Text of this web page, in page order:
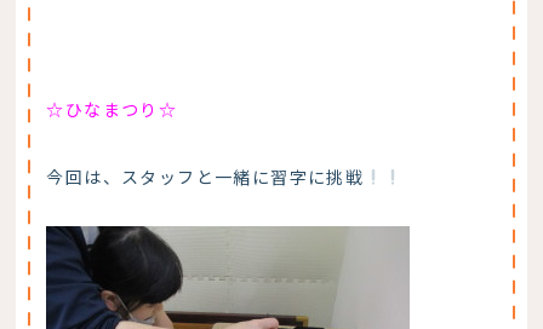
☆ひなまつり☆
今回は、スタッフと一緒に習字に挑戦